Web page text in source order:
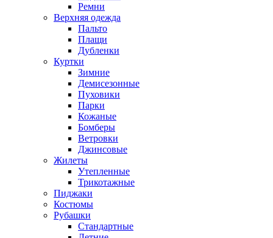
Ремни
Верхняя одежда
Пальто
Плащи
Дубленки
Куртки
Зимние
Демисезонные
Пуховики
Парки
Кожаные
Бомберы
Ветровки
Джинсовые
Жилеты
Утепленные
Трикотажные
Пиджаки
Костюмы
Рубашки
Стандартные